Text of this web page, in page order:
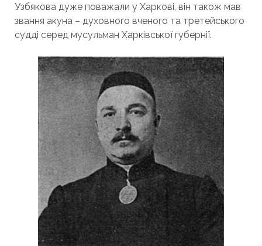
Узбякова дуже поважали у Харкові, він також мав
звання акуна – духовного вченого та третейського
судді серед мусульман Харківської губернії.